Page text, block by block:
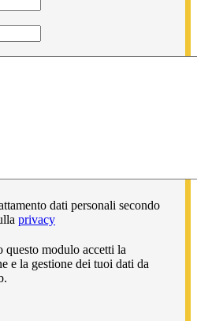
dati personali secondo
privacy
questo modulo accetti la
e la gestione dei tuoi dati da